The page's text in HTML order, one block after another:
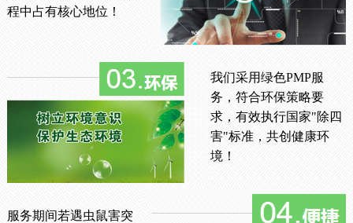
程中占有核心地位！
我们采用绿色PMP服
务，符合环保策略要
求，有效执行国家"除四
害"标准，共创健康环
境！
服务期间若遇虫鼠害突